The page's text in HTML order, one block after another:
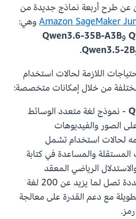
عن طرح أربعة نماذج جديدة من
Amazon SageMakerوهي:
وQwen3.6-35B-A3B
Qwen3.5-2B
.
اللازمة لحالات استخدام
من خلال إمكانات متخصصة:
- نموذج لغة متعدد الوسائط
الصور والفيديوهات
لحالات استخدام تشمل
المستقلة والمساعدة في كتابة
الرياضي المعقد
والتواصل بلغات متعددة تصل لما يزيد عن 200 لغة
مع دعم القدرة على معالجة